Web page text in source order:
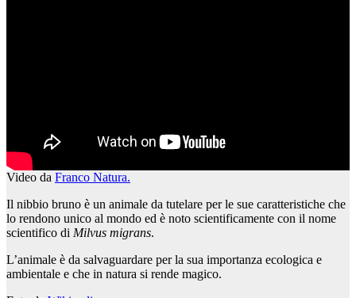
Video da Franco Natura.
Il nibbio bruno è un animale da tutelare per le sue caratteristiche che
lo rendono unico al mondo ed è noto scientificamente con il nome
scientifico di Milvus migrans.
L’animale è da salvaguardare per la sua importanza ecologica e
ambientale e che in natura si rende magico.